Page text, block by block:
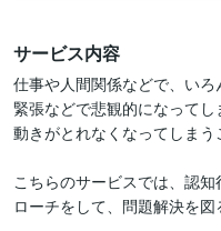
サービス内容
仕事や人間関係などで、いろ
緊張などで悲観的になって
動きがとれなくなってしまう
こちらのサービスでは、認
ローチをして、問題解決を